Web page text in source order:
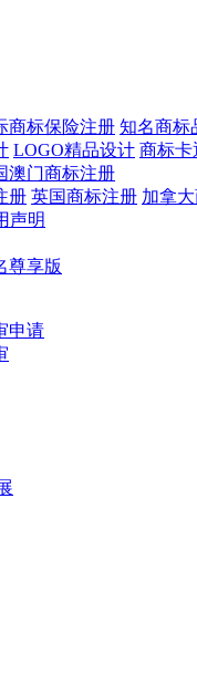
商标保险注册 知名商标
LOGO精品设计 商标卡
澳门商标注册
册 英国商标注册 加拿
声明
尊享版
申请